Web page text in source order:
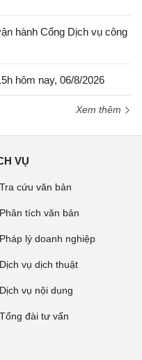
hành Cổng Dịch vụ công
hôm nay, 06/8/2026
Xem thêm
VỤ
Tra cứu văn bản
Phân tích văn bản
Pháp lý doanh nghiệp
Dịch vụ dịch thuật
Dịch vụ nội dung
Tổng đài tư vấn